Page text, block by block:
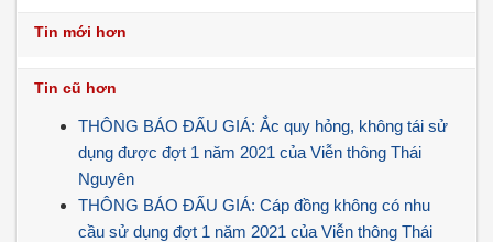
Tin mới hơn
Tin cũ hơn
THÔNG BÁO ĐẤU GIÁ: Ắc quy hỏng, không tái sử
dụng được đợt 1 năm 2021 của Viễn thông Thái
Nguyên
THÔNG BÁO ĐẤU GIÁ: Cáp đồng không có nhu
cầu sử dụng đợt 1 năm 2021 của Viễn thông Thái